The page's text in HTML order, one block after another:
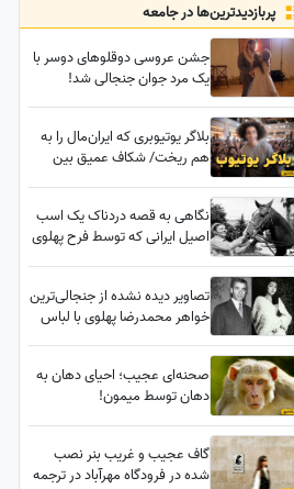
پربازدید‌ترین‌ها در جامعه
جشن عروسی دوقلوهای دوسر با
یک مرد جوان جنجالی شد!
بلاگر یوتیوبری که ایران‌مال را به
هم ریخت/ شکاف عمیق بین
نگاهی به قصه دردناک یک اسب
اصیل ایرانی که توسط فرح پهلوی
تصاویر دیده نشده از جنجالی‌ترین
خواهر محمدرضا پهلوی با لباس
خاندانی خون‌خوار که حتی حاضر
به حفظ حرمت پدرشان هم
نبودند
صحنه‌ای عجیب؛ احیای دهان به
دهان توسط میمون!
گاف عجیب و غریب بنر نصب
شده در فرودگاه مهرآباد در ترجمه